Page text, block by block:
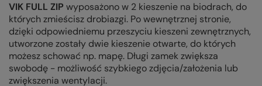
VIK FULL ZIP wyposażono w 2 kieszenie na biodrach, do
których zmieścisz drobiazgi. Po wewnętrznej stronie,
dzięki odpowiedniemu przeszyciu kieszeni zewnętrznych,
utworzone zostały dwie kieszenie otwarte, do których
możesz schować np. mapę. Długi zamek zwiększa
swobodę - możliwość szybkiego zdjęcia/założenia lub
zwiększenia wentylacji.